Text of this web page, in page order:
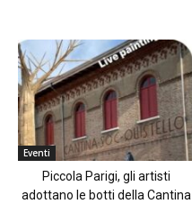
Eventi
Piccola Parigi, gli artisti
adottano le botti della Cantina